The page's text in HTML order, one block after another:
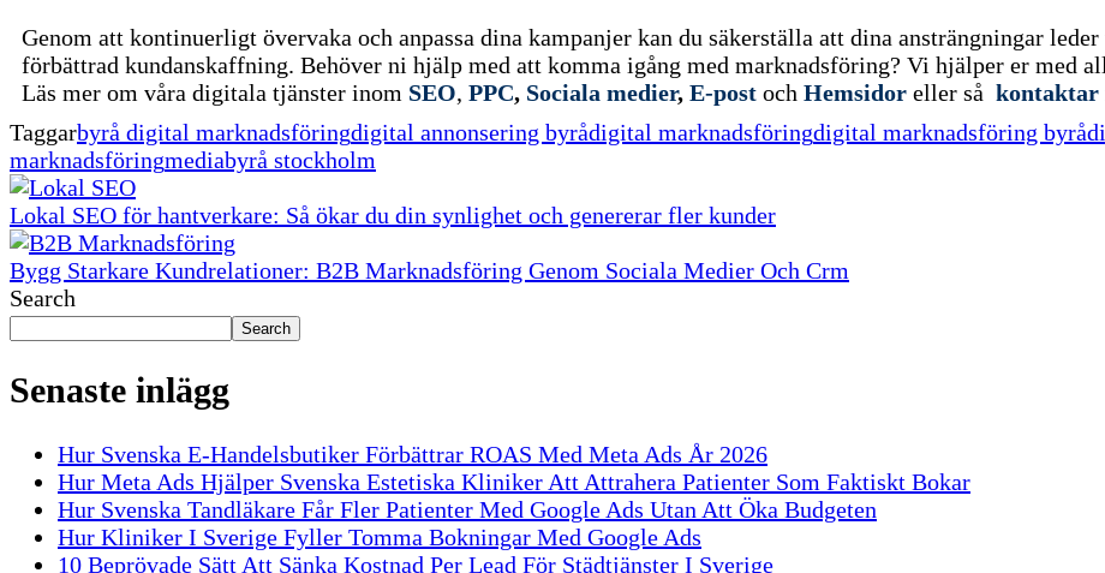
Genom att kontinuerligt övervaka och anpassa dina kampanjer kan du säkerställa att dina ansträngningar
förbättrad kundanskaffning. Behöver ni hjälp med att komma igång med marknadsföring? Vi hjälper er med
Läs mer om våra digitala tjänster inom SEO, PPC, Sociala medier, E-post och Hemsidor eller så kontaktar
Taggarbyrå digital marknadsföringdigital annonsering byrådigital marknadsföringdigital marknadsföring byrå
marknadsföringmediabyrå stockholm
Lokal SEO för hantverkare: Så ökar du din synlighet och genererar fler kunder
Bygg Starkare Kundrelationer: B2B Marknadsföring Genom Sociala Medier Och Crm
Search
Search
Senaste inlägg
Hur Svenska E-Handelsbutiker Förbättrar ROAS Med Meta Ads År 2026
Hur Meta Ads Hjälper Svenska Estetiska Kliniker Att Attrahera Patienter Som Faktiskt Bokar
Hur Svenska Tandläkare Får Fler Patienter Med Google Ads Utan Att Öka Budgeten
Hur Kliniker I Sverige Fyller Tomma Bokningar Med Google Ads
10 Beprövade Sätt Att Sänka Kostnad Per Lead För Städtjänster I Sverige